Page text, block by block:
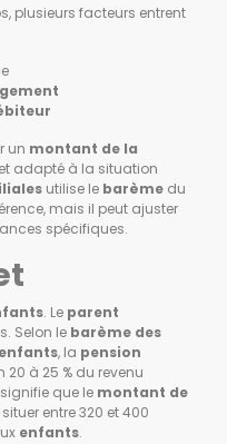
plusieurs facteurs entrent
un montant de la
adapté à la situation
utilise le barème du
mais il peut ajuster
spécifiques.
. Le parent
Selon le barème des
enfants, la pension
20 à 25 % du revenu
que le montant de
entre 320 et 400
enfants.